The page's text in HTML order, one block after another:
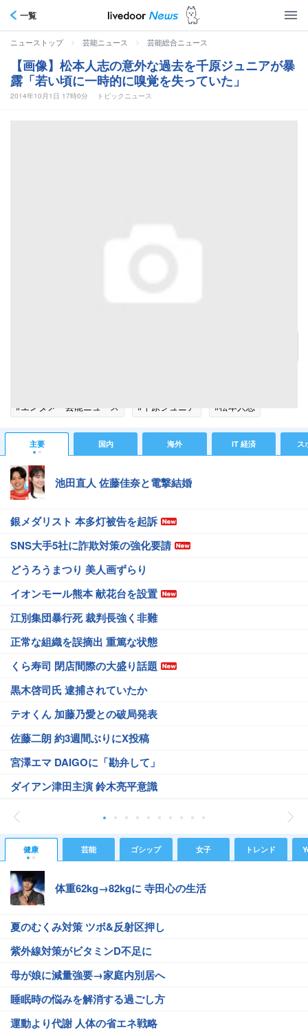
一覧
ニューストップ > 芸能ニュース > 芸能総合ニュース
【画像】松本人志の意外な過去を千原ジュニアが暴
露「若い頃に一時的に嗅覚を失っていた」
2014年10月1日 17時0分 トピックニュース
#エンタメ・芸能ニュース
#千原ジュニア
#松本人志
#アッパレやってまーす！
#千原兄弟
#ダウンタウン
#お笑い芸人
#ラジオの話題
主要 国内 海外 IT 経済 ス
池田直人 佐藤佳奈と電撃結婚
銀メダリスト 本多灯被告を起訴
SNS大手5社に詐欺対策の強化要請
どうろうまつり 美人画ずらり
イオンモール熊本 献花台を設置
江別集団暴行死 裁判長強く非難
正常な組織を誤摘出 重篤な状態
くら寿司 閉店間際の大盛り話題
黒木啓司氏 逮捕されていたか
テオくん 加藤乃愛との破局発表
佐藤二朗 約3週間ぶりにX投稿
宮澤エマ DAIGOに「勘弁して」
ダイアン津田主演 鈴木亮平意識
健康 芸能 ゴシップ 女子 トレンド
体重62kg→82kgに 寺田心の生活
夏のむくみ対策 ツボ&反射区押し
紫外線対策がビタミンD不足に
母が娘に減量強要→家庭内別居へ
睡眠時の悩みを解消する過ごし方
運動より代謝 人体の省エネ戦略